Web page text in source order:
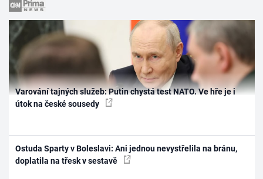
Varování tajných služeb: Putin chystá test NATO. Ve hře je i
útok na české sousedy
Ostuda Sparty v Boleslavi: Ani jednou nevystřelila na bránu,
doplatila na třesk v sestavě